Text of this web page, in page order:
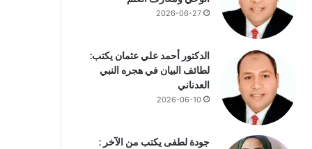
2026-06-27
الدكتور أحمد علي عثمان يكتب:
لطائف البيان في هجره النبي
العدناني
2026-06-10
جودة لطفى يكتب من الآخر :